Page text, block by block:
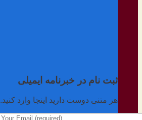
ثبت نام در خبرنامه ایمیلی
هر متنی دوست دارید اینجا وارد کنید.